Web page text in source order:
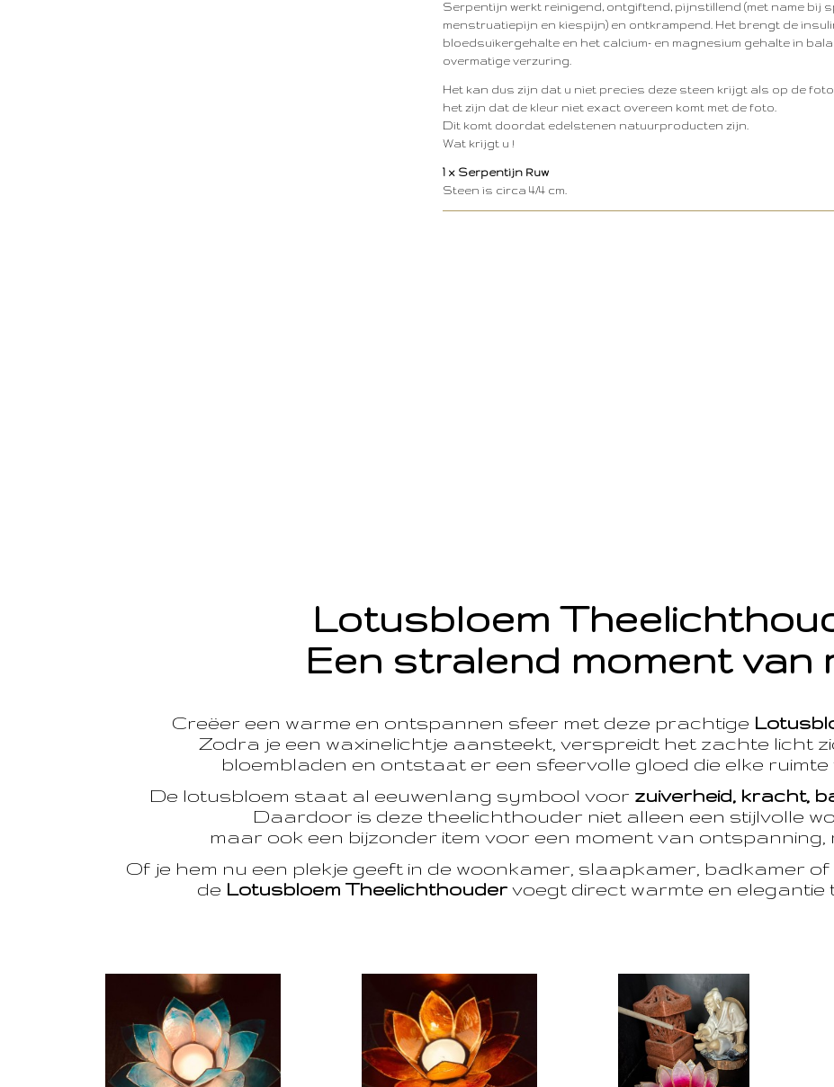
Serpentijn werkt reinigend, ontgiftend, pijnstillend (met name bij
menstruatiepijn en kiespijn) en ontkrampend. Het brengt de
bloedsuikergehalte en het calcium- en magnesium gehalte in
overmatige verzuring.
Het kan dus zijn dat u niet precies deze steen krijgt als op de
het zijn dat de kleur niet exact overeen komt met de foto.
Dit komt doordat edelstenen natuurproducten zijn.
Wat krijgt u !
1 x Serpentijn Ruw
Steen is circa 4/4 cm.
Lotusbloem
Een stralend moment van
Creëer een warme en ontspannen sfeer met deze prachtige
Zodra je een waxinelichtje aansteekt, verspreidt het zachte licht
bloembladen en ontstaat er een sfeervolle gloed die elke ruimte
De lotusbloem staat al eeuwenlang symbool voor zuiverheid, kracht,
Daardoor is deze theelichthouder niet alleen een stijlvolle
maar ook een bijzonder item voor een moment van ontspanning,
Of je hem nu een plekje geeft in de woonkamer, slaapkamer, badkamer of
de Lotusbloem Theelichthouder voegt direct warmte en elegantie